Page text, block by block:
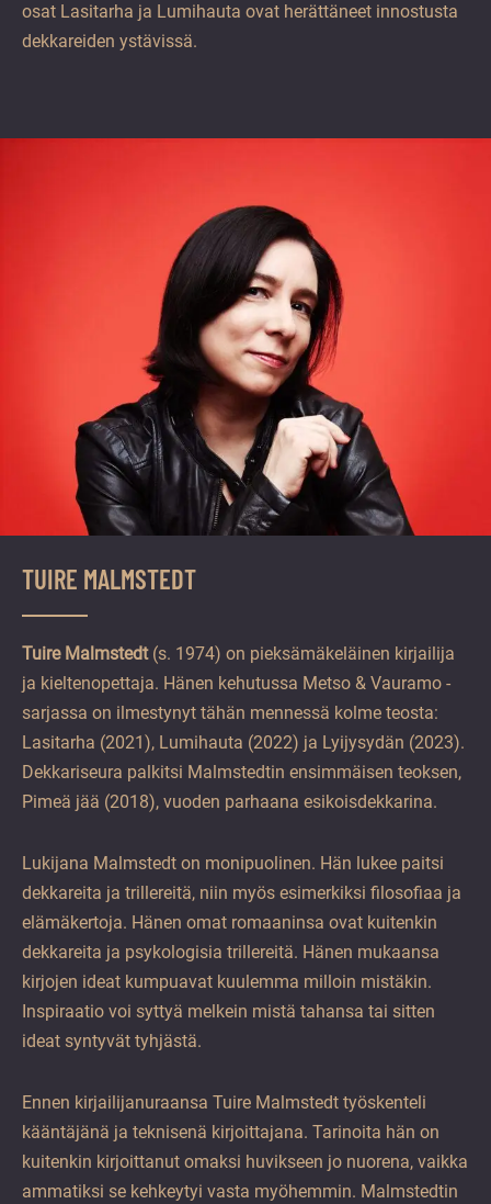
osat Lasitarha ja Lumihauta ovat herättäneet innostusta
dekkareiden ystävissä.
TUIRE MALMSTEDT
Tuire Malmstedt(s. 1974) on pieksämäkeläinen kirjailija
ja kieltenopettaja. Hänen kehutussa Metso & Vauramo -
sarjassa on ilmestynyt tähän mennessä kolme teosta:
Lasitarha (2021), Lumihauta (2022) ja Lyijysydän (2023).
Dekkariseura palkitsi Malmstedtin ensimmäisen teoksen,
Pimeä jää (2018), vuoden parhaana esikoisdekkarina.
Lukijana Malmstedt on monipuolinen. Hän lukee paitsi
dekkareita ja trillereitä, niin myös esimerkiksi filosofiaa ja
elämäkertoja. Hänen omat romaaninsa ovat kuitenkin
dekkareita ja psykologisia trillereitä. Hänen mukaansa
kirjojen ideat kumpuavat kuulemma milloin mistäkin.
Inspiraatio voi syttyä melkein mistä tahansa tai sitten
ideat syntyvät tyhjästä.
Ennen kirjailijanuraansa Tuire Malmstedt työskenteli
kääntäjänä ja teknisenä kirjoittajana. Tarinoita hän on
kuitenkin kirjoittanut omaksi huvikseen jo nuorena, vaikka
ammatiksi se kehkeytyi vasta myöhemmin. Malmstedtin